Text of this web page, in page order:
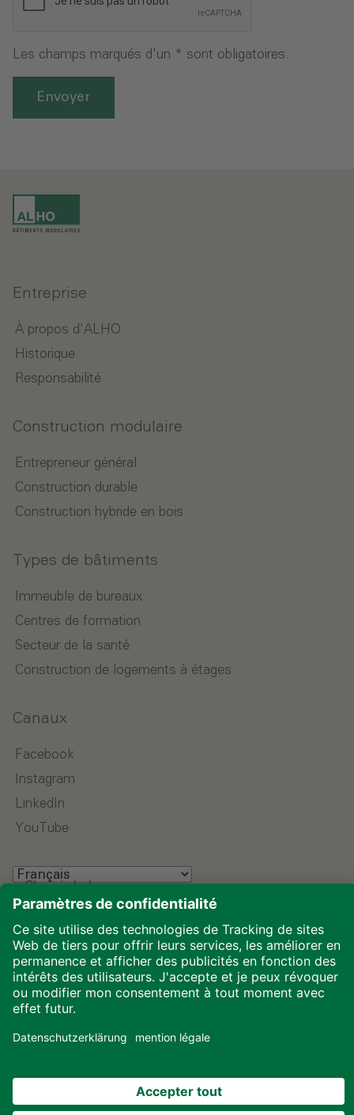
Les champs marqués d'un * sont obligatoires.
Envoyer
Entreprise
À propos d'ALHO
Historique
Responsabilité
Construction modulaire
Entrepreneur général
Construction durable
Construction hybride en bois
Types de bâtiments
Immeuble de bureaux
Centres de formation
Secteur de la santé
Construction de logements à étages
Canaux
Facebook
Instagram
LinkedIn
YouTube
Choisir la langue
Mentions légales
Cookies